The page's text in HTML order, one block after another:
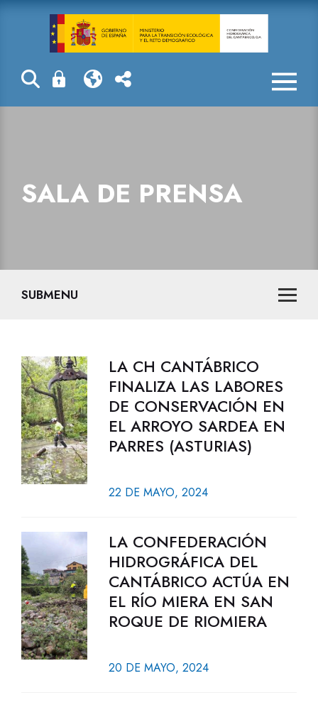
Sala de prensa
SALA DE PRENSA
SUBMENU
LA CH CANTÁBRICO
FINALIZA LAS LABORES
DE CONSERVACIÓN EN
EL ARROYO SARDEA EN
PARRES (ASTURIAS)
22 DE MAYO, 2024
LA CONFEDERACIÓN
HIDROGRÁFICA DEL
CANTÁBRICO ACTÚA EN
EL RÍO MIERA EN SAN
ROQUE DE RIOMIERA
20 DE MAYO, 2024